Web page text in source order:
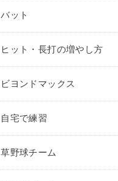
バット
ヒット・長打の増やし方
ビヨンドマックス
自宅で練習
草野球チーム